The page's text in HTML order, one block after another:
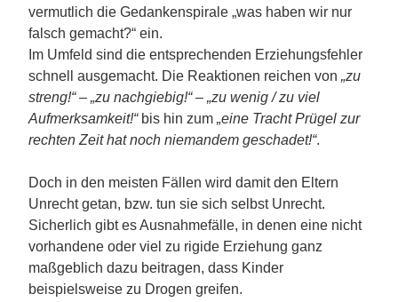
vermutlich die Gedankenspirale „was haben wir nur
falsch gemacht?“ ein.
Im Umfeld sind die entsprechenden Erziehungsfehler
schnell ausgemacht. Die Reaktionen reichen von „zu
streng!“ – „zu nachgiebig!“ – „zu wenig / zu viel
Aufmerksamkeit!“bis hin zum „eine Tracht Prügel zur
rechten Zeit hat noch niemandem geschadet!“.
Doch in den meisten Fällen wird damit den Eltern
Unrecht getan, bzw. tun sie sich selbst Unrecht.
Sicherlich gibt es Ausnahmefälle, in denen eine nicht
vorhandene oder viel zu rigide Erziehung ganz
maßgeblich dazu beitragen, dass Kinder
beispielsweise zu Drogen greifen.